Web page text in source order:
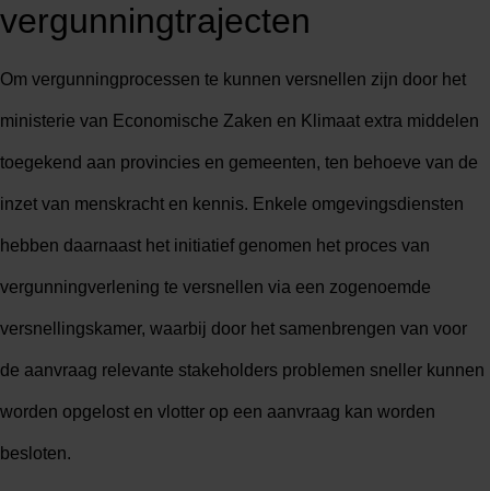
vergunningtrajecten
Om vergunningprocessen te kunnen versnellen zijn door het
ministerie van Economische Zaken en Klimaat extra middelen
toegekend aan provincies en gemeenten, ten behoeve van de
inzet van menskracht en kennis. Enkele omgevingsdiensten
hebben daarnaast het initiatief genomen het proces van
vergunningverlening te versnellen via een zogenoemde
versnellingskamer, waarbij door het samenbrengen van voor
de aanvraag relevante stakeholders problemen sneller kunnen
worden opgelost en vlotter op een aanvraag kan worden
besloten.